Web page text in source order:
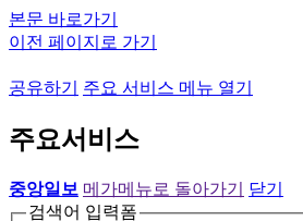
본문 바로가기
이전 페이지로 가기
공유하기 주요 서비스 메뉴 열기
주요서비스
중앙일보 메가메뉴로 돌아가기
닫기
검색어 입력폼